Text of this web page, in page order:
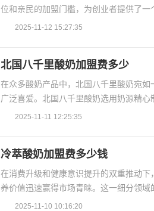
位和亲民的加盟门槛，为创业者提供了一
2025-11-12 15:27:35
北国八千里酸奶加盟费多少
在众多酸奶产品中，北国八千里酸奶宛
广泛喜爱。北国八千里酸奶选用奶源精心
2025-11-11 12:25:35
冷萃酸奶加盟费多少钱
在消费升级和健康意识提升的双重推动
养价值迅速赢得市场青睐。这一细分领域
2025-11-10 10:16:20